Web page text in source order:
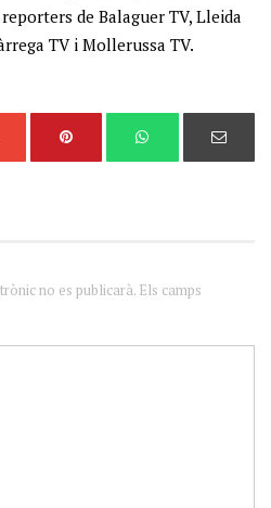
de Balaguer TV, Lleida
TV i Mollerussa TV.
no es publicarà. Els camps